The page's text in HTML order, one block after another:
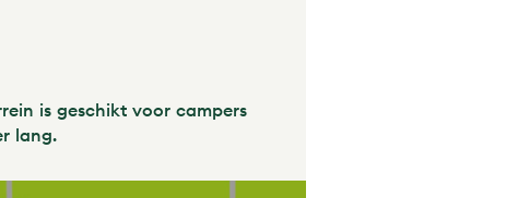
is geschikt voor campers
lang.